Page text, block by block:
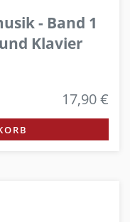
- Band 1
Klavier
17,90 €